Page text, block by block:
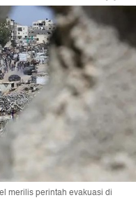
merilis perintah evakuasi di